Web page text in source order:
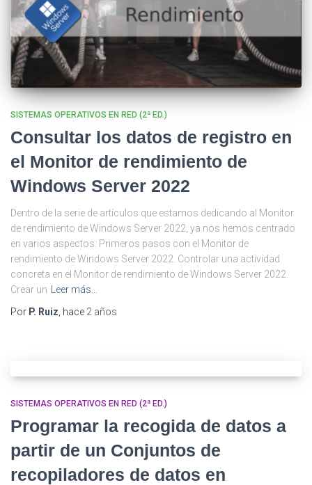
SISTEMAS OPERATIVOS EN RED (2ª ED.)
Consultar los datos de registro en
el Monitor de rendimiento de
Windows Server 2022
Dentro de la serie de artículos que estamos dedicando al Monitor
de rendimiento de Windows Server 2022, ya nos hemos centrado
en varios aspectos: Primeros pasos con el Monitor de
rendimiento de Windows Server 2022. Controlar una actividad
concreta en el Monitor de rendimiento de Windows Server 2022.
Crear un
Leer más…
Por P. Ruiz , hace 2 años
SISTEMAS OPERATIVOS EN RED (2ª ED.)
Programar la recogida de datos a
partir de un Conjuntos de
recopiladores de datos en